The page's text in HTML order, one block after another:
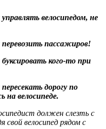
велосипедом, не
пассажиров!
кого-то при
дорогу по
на велосипеде.
должен слезть с
свой велосипед рядом с